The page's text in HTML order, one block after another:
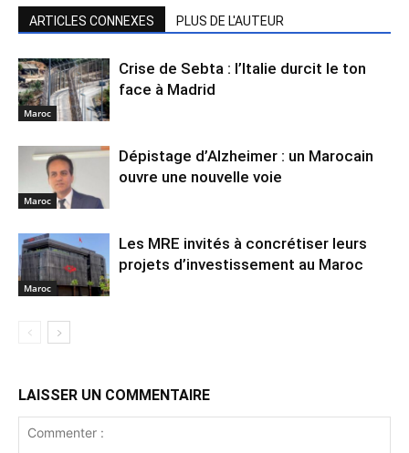
ARTICLES CONNEXES PLUS DE L'AUTEUR
Maroc
Crise de Sebta : l’Italie durcit le ton
face à Madrid
Maroc
Dépistage d’Alzheimer : un Marocain
ouvre une nouvelle voie
Maroc
Les MRE invités à concrétiser leurs
projets d’investissement au Maroc
LAISSER UN COMMENTAIRE